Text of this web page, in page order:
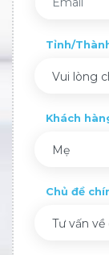
Tỉnh/
Vui lòng
Khách
Mẹ
Chủ đề
Tư vấn